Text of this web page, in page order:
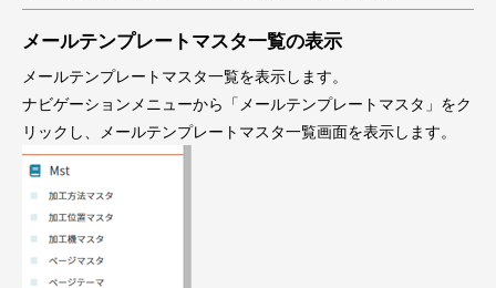
メールテンプレートマスタ一覧の表示
メールテンプレートマスタ一覧を表示します。
ナビゲーションメニューから「メールテンプレートマスタ」をク
リックし、メールテンプレートマスタ一覧画面を表示します。